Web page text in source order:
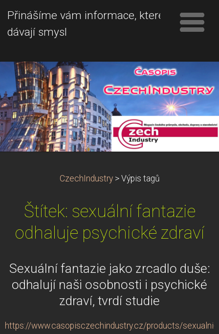
Přinášíme vám informace, které
dávají smysl
CzechIndustry > Výpis tagů
Štítek: sexuální fantazie
odhaluje psychické zdraví
Sexuální fantazie jako zrcadlo duše:
odhalují naši osobnosti i psychické
zdraví, tvrdí studie
https://www.casopisczechindustry.cz/products/sexualni-